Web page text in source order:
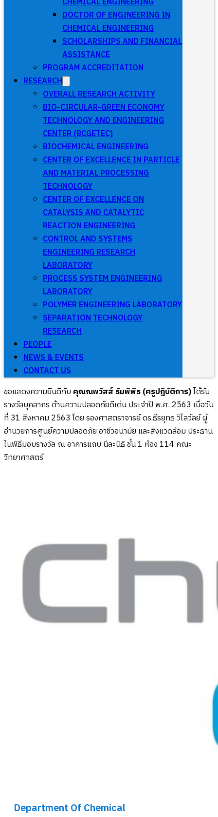
DOCTOR OF ENGINEERING IN
CHEMICAL ENGINEERING
SCHOLARSHIPS AND FINANCIAL
ASSISTANCE
PROGRAM ACCREDITATION
RESEARCH
OVERALL RESEARCH ACTIVITY
BIO-CIRCULAR-GREEN ECONOMY
TECHNOLOGY AND ENGINEERING
CENTER (BCGETEC)
BIOCHEMICAL ENGINEERING
CENTER OF EXCELLENCE IN PARTICLE
AND MATERIAL PROCESSING
TECHNOLOGY
CENTER OF EXCELLENCE ON
CATALYSIS AND CATALYTIC
REACTION ENGINEERING
CONTROL AND SYSTEMS
ENGINEERING RESEARCH
LABORATORY
PROCESS SYSTEM ENGINEERING
LABORATORY
POLYMER ENGINEERING LABORATORY
SEPARATION TECHNOLOGY
RESEARCH
PEOPLE
NEWS & EVENTS
CONTACT US
ขอแสดงความยินดีกับ คุณณพวัสส์ ธัมพิพิธ (ครูปฎิบัติการ)ได้รับ
รางวัลบุคลากร ด้านความปลอดภัยดีเด่น ประจำปี พ.ศ. 2563 เมื่อวัน
ที่ 31 สิงหาคม 2563 โดย รองศาสตราจารย์ ดร.ธีรยุทธ วิไลวัลย์ ผู้
อำนวยการศูนย์ความปลอดภัย อาชีวอนามัย และสิ่งแวดล้อม ประธาน
ในพิธีมอบรางวัล ณ อาคารแถบ นีละนิธิ ชั้น 1 ห้อง 114 คณะ
วิทยาศาสตร์
Department Of Chemical